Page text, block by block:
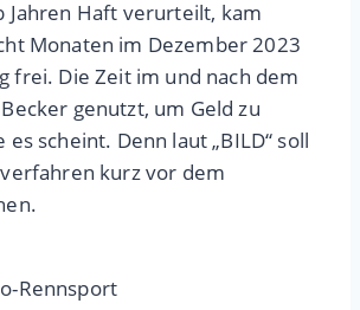
Jahren Haft verurteilt, kam
Monaten im Dezember 2023
frei. Die Zeit im und nach dem
genutzt, um Geld zu
scheint. Denn laut „BILD“ soll
kurz vor dem
Rennsport